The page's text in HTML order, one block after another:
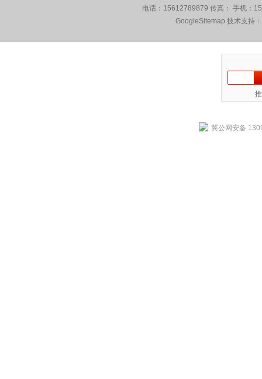
电话：15612789879 传真： 手机：
GoogleSitemap 技术支持
冀公网安备